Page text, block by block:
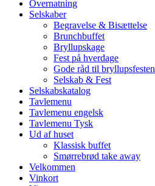
Overnatning
Selskaber
Begravelse & Bisættelse
Brunchbuffet
Bryllupskage
Fest på hverdage
Gode råd til bryllupsfesten
Selskab & Fest
Selskabskatalog
Tavlemenu
Tavlemenu engelsk
Tavlemenu Tysk
Ud af huset
Klassisk buffet
Smørrebrød take away
Velkommen
Vinkort